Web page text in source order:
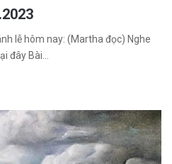
lễ hôm nay: (Martha đọc) Nghe
đây Bài…